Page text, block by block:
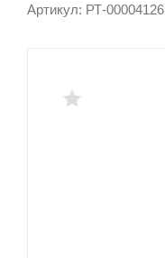
Артикул: РТ-00004126